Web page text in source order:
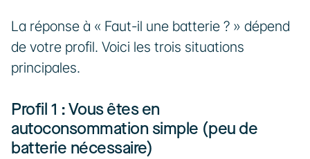
La réponse à « Faut-il une batterie ? » dépend
de votre profil. Voici les trois situations
principales.
Profil 1 : Vous êtes en
autoconsommation simple (peu de
batterie nécessaire)